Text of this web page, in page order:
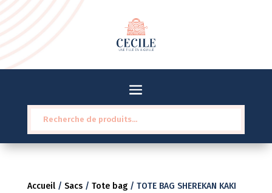
pour :
Accueil/ Sacs/ Tote bag/ TOTE BAG SHEREKAN KAKI